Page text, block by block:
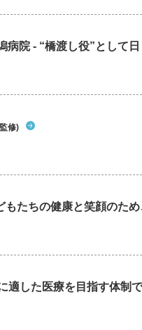
病院 - “橋渡し役”として
修)
もたちの健康と笑顔のた
適した医療を目指す体制